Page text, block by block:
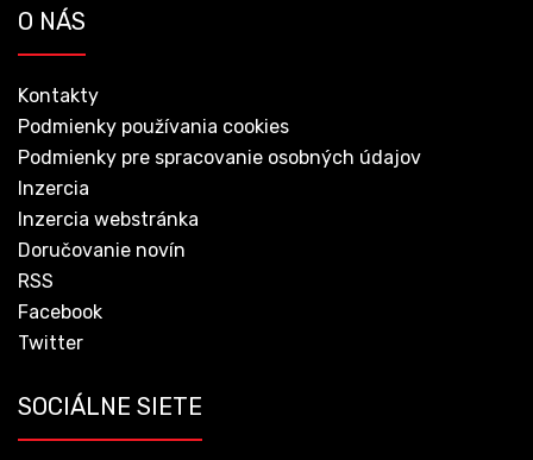
O NÁS
Kontakty
Podmienky používania cookies
Podmienky pre spracovanie osobných údajov
Inzercia
Inzercia webstránka
Doručovanie novín
RSS
Facebook
Twitter
SOCIÁLNE SIETE